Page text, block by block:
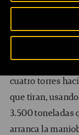
Mucho más al
los puentes
cuatro torres
que tiran,
3.500 toneladas
arranca la